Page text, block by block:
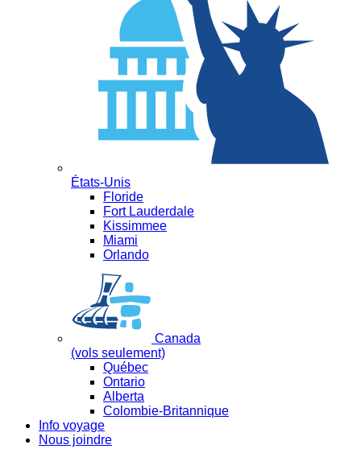
États-Unis
Floride
Fort Lauderdale
Kissimmee
Miami
Orlando
Canada
(vols seulement)
Québec
Ontario
Alberta
Colombie-Britannique
Info voyage
Nous joindre